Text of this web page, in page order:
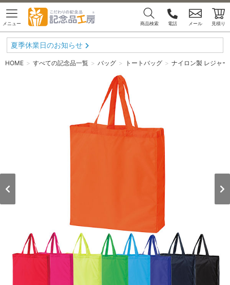
メニュー 商品検索 電話 メール 見積り
夏季休業日のお知らせ
HOME すべての記念品一覧 バッグ トートバッグ ナイロン製 レジャ